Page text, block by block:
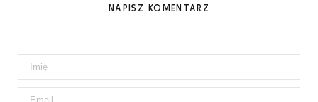
NAPISZ KOMENTARZ